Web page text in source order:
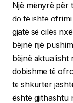
Një mënyrë për
do të ishte
gjatë së cilës
bëjnë një
bëjnë aktualisht
dobishme të
të shkurtër
është gjithashtu